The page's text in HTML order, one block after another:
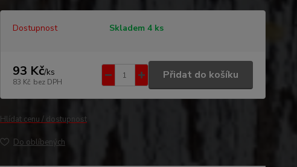
Dostupnost Skladem 4 ks
93 Kč/ks
83 Kč bez DPH
Přidat do košíku
Hlídat cenu / dostupnost
Do oblíbených